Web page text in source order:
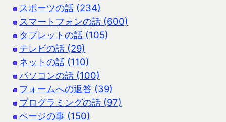
スポーツの話 (234)
スマートフォンの話 (600)
タブレットの話 (105)
テレビの話 (29)
ネットの話 (110)
パソコンの話 (100)
フォームへの返答 (39)
プログラミングの話 (97)
ページの事 (150)